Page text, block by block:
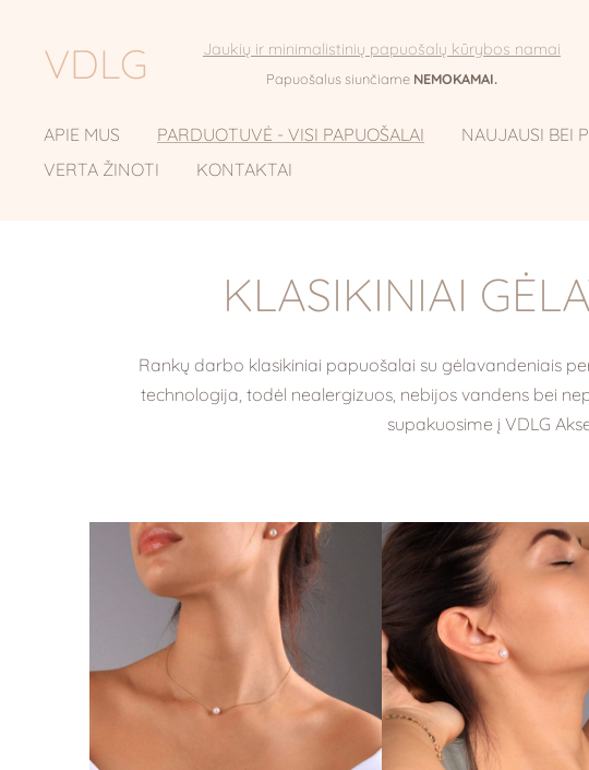
VDLG Jaukių ir minimalistinių papuošalų kūrybos namai
Papuošalus siunčiame NEMOKAMAI.
APIE MUS PARDUOTUVĖ - VISI PAPUOŠALAI NAUJAUSI BEI
VERTA ŽINOTI
KONTAKTAI
KLASIKINIAI
Rankų darbo klasikiniai papuošalai su gėlavandeniais
technologija, todėl nealergizuos, nebijos vandens bei
supakuosime į VDLG